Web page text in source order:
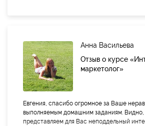
Анна Васильева
Отзыв о курсе
маркетолог»
Евгения, спасибо огромное за Ваше
выполняемым домашним заданиям. Видно,
представляем для Вас неподдельный